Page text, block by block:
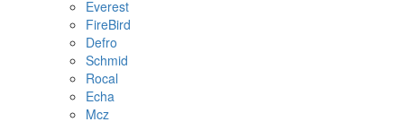
Everest
FireBird
Defro
Schmid
Rocal
Echa
Mcz